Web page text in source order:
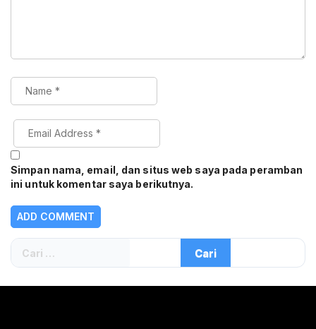
Simpan nama, email, dan situs web saya pada peramban
ini untuk komentar saya berikutnya.
Cari
untuk: